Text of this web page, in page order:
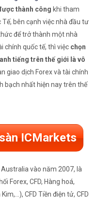
thành công khi tham
bên cạnh việc nhà đầu tư
để trở thành một nhà
chính quốc tế, thì việc chọn
tiếng trên thế giới là vô
giao dịch Forex và tài chính
bạch nhất hiện nay trên thế
ICMarkets
vào năm 2007, là
Forex, CFD, Hàng hoá,
CFD Tiền điện tử, CFD